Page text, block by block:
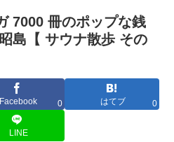
7000 冊のポップな銭
島【 サウナ散歩 その
Facebook 0 はてブ 0
LINE